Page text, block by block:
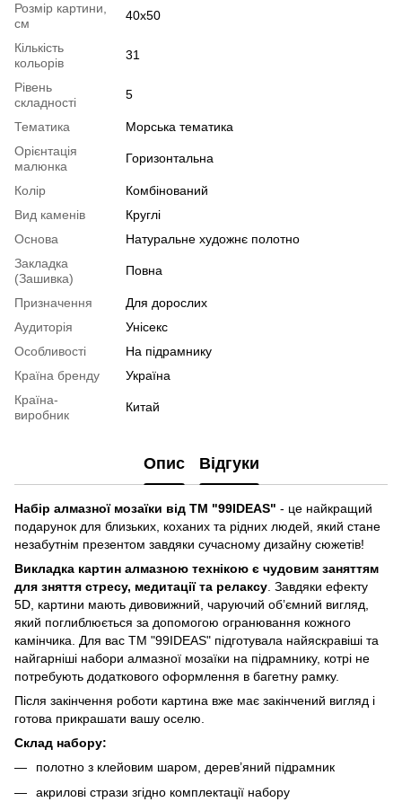
Розмір картини,
см
40x50
Кількість
кольорів
31
Рівень
складності
5
Тематика
Морська тематика
Орієнтація
малюнка
Горизонтальна
Колір
Комбінований
Вид каменів
Круглі
Основа
Натуральне художнє полотно
Закладка
(Зашивка)
Повна
Призначення
Для дорослих
Аудиторія
Унісекс
Особливості
На підрамнику
Країна бренду
Україна
Країна-
виробник
Китай
Опис Відгуки
Набір алмазної мозаїки від ТМ "99IDEAS" - це найкращий
подарунок для близьких, коханих та рідних людей, який стане
незабутнім презентом завдяки сучасному дизайну сюжетів!
Викладка картин алмазною технікою є чудовим заняттям
для зняття стресу, медитації та релаксу . Завдяки ефекту
5D, картини мають дивовижний, чаруючий об’ємний вигляд,
який поглиблюється за допомогою огранювання кожного
камінчика. Для вас ТМ "99IDEAS" підготувала найяскравіші та
найгарніші набори алмазної мозаїки на підрамнику, котрі не
потребують додаткового оформлення в багетну рамку.
Після закінчення роботи картина вже має закінчений вигляд і
готова прикрашати вашу оселю.
Склад набору:
полотно з клейовим шаром, дерев’яний підрамник
акрилові стрази згідно комплектації набору